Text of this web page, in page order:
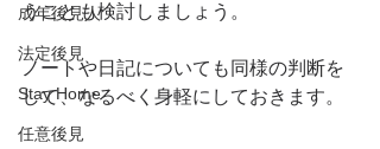
成年後見人
法定後見
Stay Home
任意後見
うことも検討しましょう。
ノートや日記についても同様の判断を
して、なるべく身軽にしておきます。